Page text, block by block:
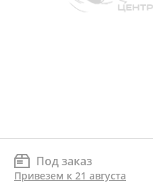
Под заказ
Привезем к 21 августа